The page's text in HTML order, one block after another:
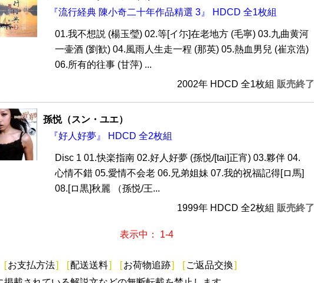
『流行経典 陳小奇二十年作品精選 3』 HDCD 全1枚組
01.我不想説 (楊玉瑩) 02.等[イ尓]在老地方 (毛寧) 03.九曲黄河
一壷酒 (劉歓) 04.風雨人生走一程 (那英) 05.熱血男兒 (崔京浩)
06.所有的往事 (甘萍) ...
2002年 HDCD 全1枚組 販売終了
孫悦（スン・ユエ）
『好人好夢』 HDCD 全2枚組
Disc 1 01.快楽指南 02.好人好夢 (孫悦/[tai]正宵) 03.夥伴 04.
心情不錯 05.愛情不会老 06.兄弟姐妹 07.我的祝福記得[ロ馬]
08.[ロ黒]秋麗 （孫悦/王...
1999年 HDCD 全2枚組 販売終了
表示中： 1-4
[お支払方法] [配送送料] [お荷物追跡] [ ご返品交換]